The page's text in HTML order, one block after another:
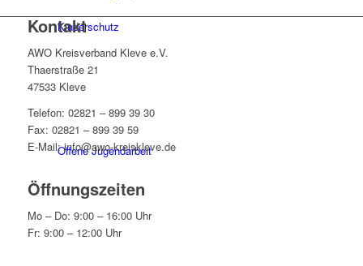
Kinderschutz
Offene Jugendarbeit
Kontakt
AWO Kreisverband Kleve e.V.
Thaerstraße 21
47533 Kleve
Telefon: 02821 – 899 39 30
Fax: 02821 – 899 39 59
E-Mail: info@awo-kreiskleve.de
Öffnungszeiten
Mo – Do: 9:00 – 16:00 Uhr
Fr: 9:00 – 12:00 Uhr